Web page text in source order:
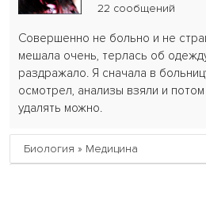
22 сообщений
Совершенно не больно и не
мешала очень, терлась об
раздражало. Я сначала в
осмотрел, анализы взяли и
удалять можно.